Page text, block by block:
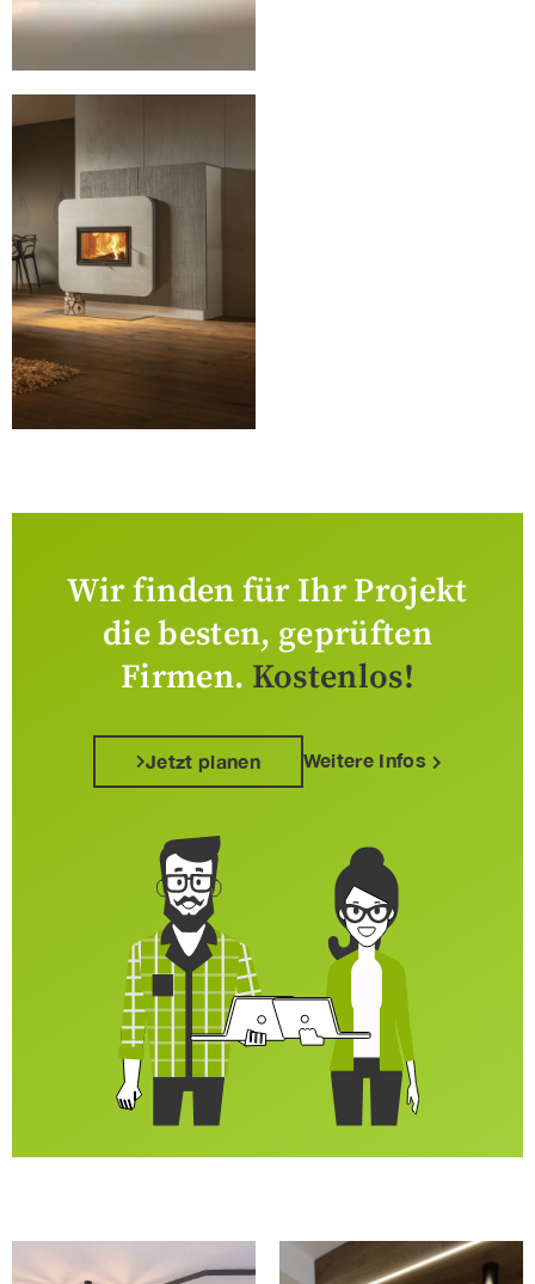
Wir finden für Ihr Projekt
die besten, geprüften
Firmen. Kostenlos!
Jetzt planen Weitere Infos